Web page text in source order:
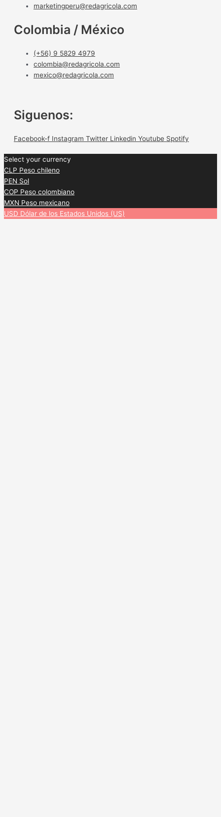
marketingperu@redagricola.com
Colombia / México
(+56) 9 5829 4979
colombia@redagricola.com
mexico@redagricola.com
Siguenos:
Facebook-f Instagram Twitter Linkedin Youtube Spotify
Select your currency
CLP Peso chileno
PEN Sol
COP Peso colombiano
MXN Peso mexicano
USD Dólar de los Estados Unidos (US)